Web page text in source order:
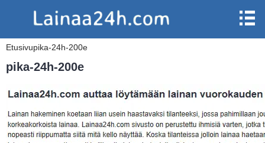
Etusivupika-24h-200e
pika-24h-200e